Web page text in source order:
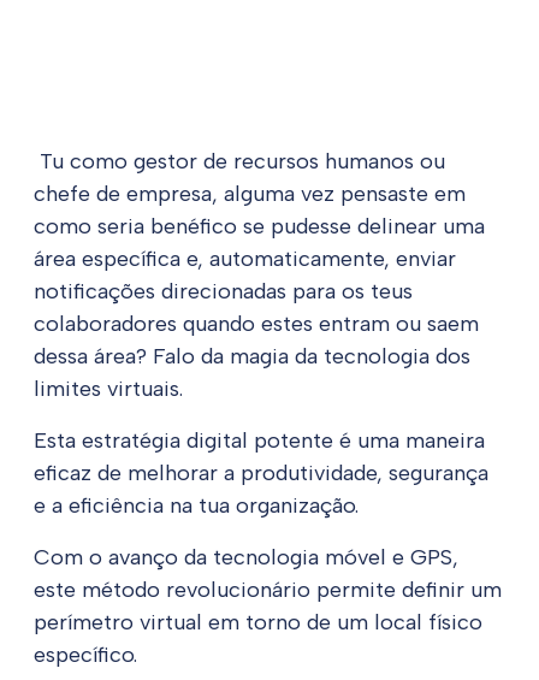
Tu como gestor de recursos humanos ou
chefe de empresa, alguma vez pensaste em
como seria benéfico se pudesse delinear uma
área específica e, automaticamente, enviar
notificações direcionadas para os teus
colaboradores quando estes entram ou saem
dessa área? Falo da magia da tecnologia dos
limites virtuais.
Esta estratégia digital potente é uma maneira
eficaz de melhorar a produtividade, segurança
e a eficiência na tua organização.
Com o avanço da tecnologia móvel e GPS,
este método revolucionário permite definir um
perímetro virtual em torno de um local físico
específico.